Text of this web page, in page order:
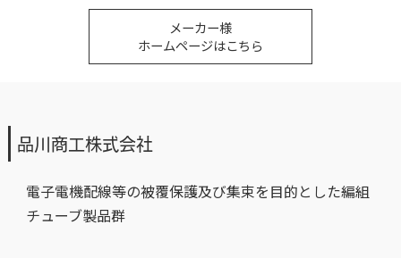
メーカー様
ホームページはこちら
品川商工株式会社
電子電機配線等の被覆保護及び集束を目的とした編組
チューブ製品群